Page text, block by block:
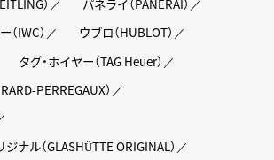
）
パネライ（PANERAI）
（IWC）
ウブロ（HUBLOT）
タグ・ホイヤー（TAG Heuer）
PERREGAUX）
ナル（GLASHÜTTE ORIGINAL）